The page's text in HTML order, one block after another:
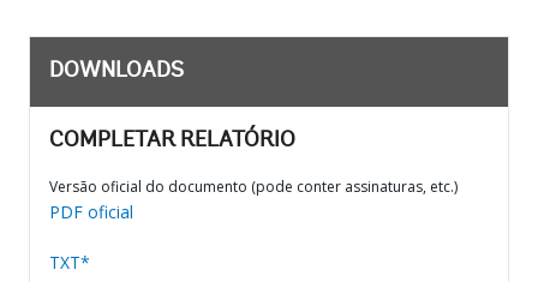
DOWNLOADS
COMPLETAR RELATÓRIO
Versão oficial do documento (pode conter assinaturas, etc.)
PDF oficial
TXT*